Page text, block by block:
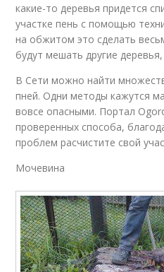
какие-то деревья придется
участке пень с помощью
на обжитом это сделать
будут мешать другие
В Сети можно найти
пней. Одни методы кажутся
вовсе опасными. Портал
проверенных способа,
проблем расчистите свой
Мочевина